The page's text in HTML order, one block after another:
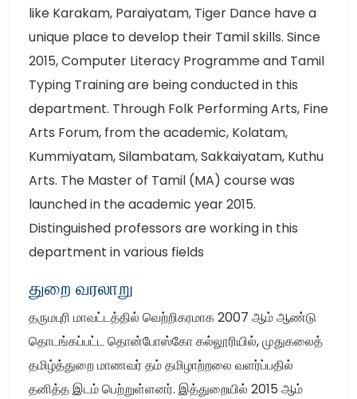
like Karakam, Paraiyatam, Tiger Dance have a
unique place to develop their Tamil skills. Since
2015, Computer Literacy Programme and Tamil
Typing Training are being conducted in this
department. Through Folk Performing Arts, Fine
Arts Forum, from the academic, Kolatam,
Kummiyatam, Silambatam, Sakkaiyatam, Kuthu
Arts. The Master of Tamil (MA) course was
launched in the academic year 2015.
Distinguished professors are working in this
department in various fields
துறை வரலாறு
தருமபுரி மாவட்டத்தில் வெற்றிகரமாக 2007 ஆம் ஆண்டு
தொடங்கப்பட்ட தொன்போஸ்கோ கல்லூரியில், முதுகலைத்
தமிழ்த்துறை மாணவர் தம் தமிழாற்றலை வளர்ப்பதில்
தனித்த இடம் பெற்றுள்ளனர். இத்துறையில் 2015 ஆம்